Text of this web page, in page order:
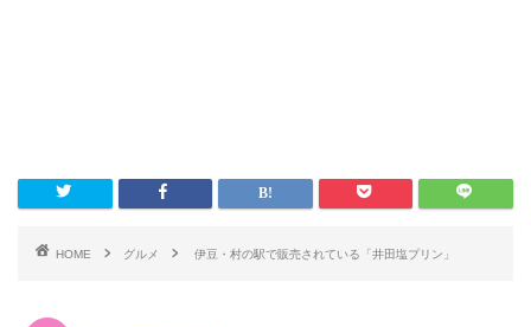
HOME グルメ 伊豆・村の駅で販売されている「井田塩プリン」